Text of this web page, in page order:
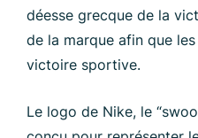
déesse grecque de la
de la marque afin que
victoire sportive.
Le logo de Nike, le